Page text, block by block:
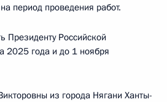
период проведения работ.
Президенту Российской
2025 года и до 1 ноября
из города Нягани Ханты-